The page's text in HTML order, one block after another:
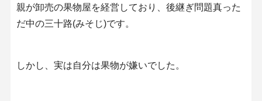
親が卸売の果物屋を経営しており、後継ぎ問題真った
だ中の三十路(みそじ)です。
しかし、実は自分は果物が嫌いでした。